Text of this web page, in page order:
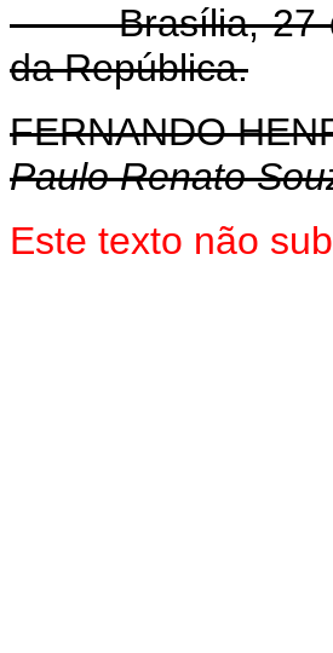
Brasília, 27 de
da República.
FERNANDO
Paulo Renato
Este texto não